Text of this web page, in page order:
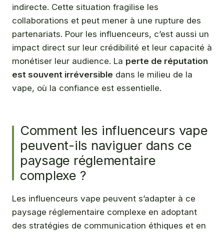
indirecte. Cette situation fragilise les
collaborations et peut mener à une rupture des
partenariats. Pour les influenceurs, c’est aussi un
impact direct sur leur crédibilité et leur capacité à
monétiser leur audience. La perte de réputation
est souvent irréversible dans le milieu de la
vape, où la confiance est essentielle.
Comment les influenceurs vape
peuvent-ils naviguer dans ce
paysage réglementaire
complexe ?
Les influenceurs vape peuvent s’adapter à ce
paysage réglementaire complexe en adoptant
des stratégies de communication éthiques et en